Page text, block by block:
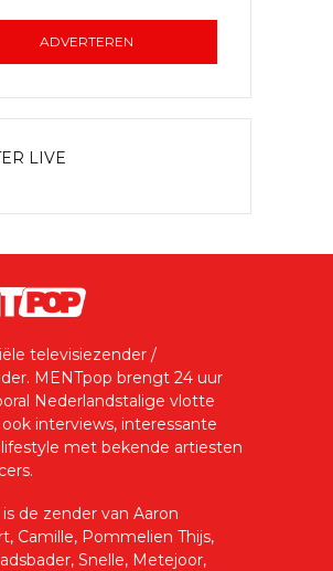
ADVERTEREN
LIVE
televisiezender /
MENTpop brengt 24 uur
Nederlandstalige vlotte
interviews, interessante
met bekende artiesten
de zender van Aaron
Camille, Pommelien Thijs,
Snelle, Metejoor,